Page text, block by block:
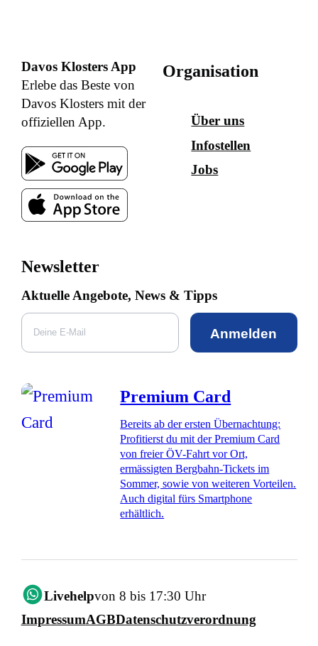
Davos Klosters App
Erlebe das Beste von
Davos Klosters mit der
offiziellen App.
Organisation
Über uns
Infostellen
Jobs
Newsletter
Aktuelle Angebote, News & Tipps
Anmelden
Premium Card
Bereits ab der ersten Übernachtung:
Profitierst du mit der Premium Card
von freier ÖV-Fahrt vor Ort,
ermässigten Bergbahn-Tickets im
Sommer, sowie von weiteren Vorteilen.
Auch digital fürs Smartphone
erhältlich.
Livehelpvon 8 bis 17:30 Uhr
ImpressumAGBDatenschutzverordnung